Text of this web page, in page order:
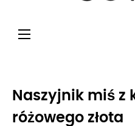
Przełącz nawigację
☰
Naszyjnik miś z
różowego złota